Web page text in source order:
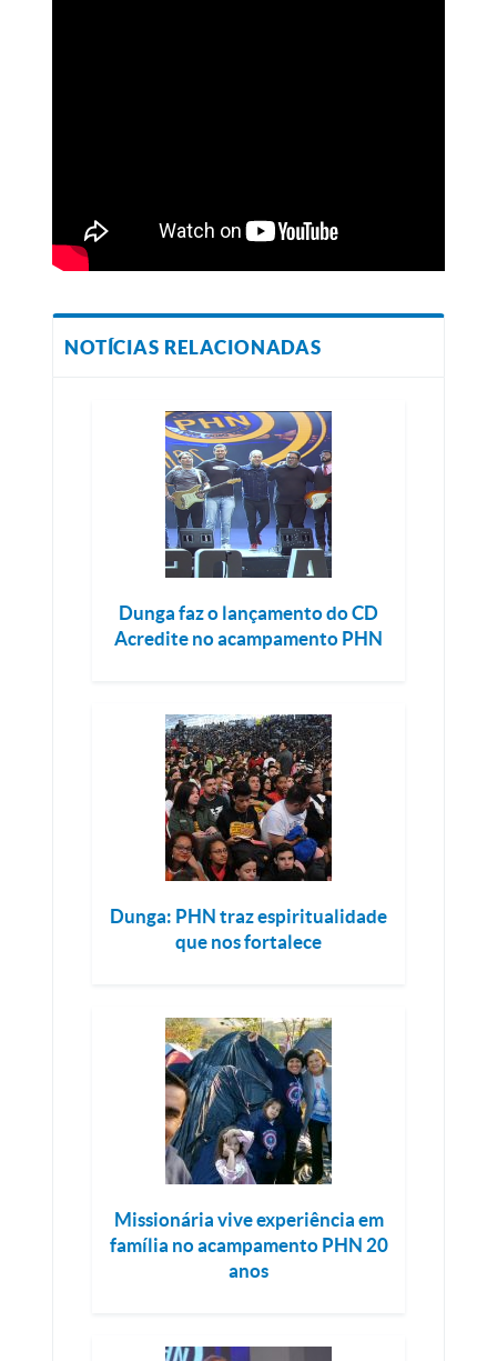
NOTÍCIAS RELACIONADAS
Dunga faz o lançamento do CD
Acredite no acampamento PHN
Dunga: PHN traz espiritualidade
que nos fortalece
Missionária vive experiência em
família no acampamento PHN 20
anos